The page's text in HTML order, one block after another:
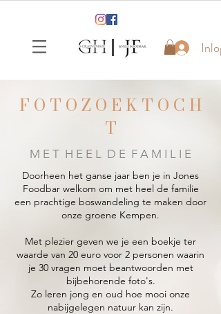
F O T O Z O E K T O C H
T
M E T H E E L D E F A M I L I E
Doorheen het ganse jaar ben je in Jones
Foodbar welkom om met heel de familie
een prachtige boswandeling te maken door
onze groene Kempen.
Met plezier geven we je een boekje ter
waarde van 20 euro voor 2 personen waarin
je 30 vragen moet beantwoorden met
bijbehorende foto's.
Zo leren jong en oud hoe mooi onze
nabijgelegen natuur kan zijn.